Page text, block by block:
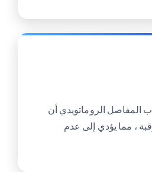
المفاصل الروماتويدي أن
، مما يؤدي إلى عدم